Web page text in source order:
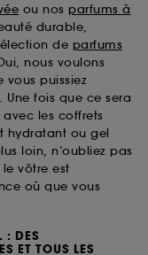
ou nos parfums à
durable,
de parfums
nous voulons
puissiez
fois que ce sera
les coffrets
hydratant ou gel
loin, n’oubliez pas
le vôtre est
où que vous
: DES
ET TOUS LES